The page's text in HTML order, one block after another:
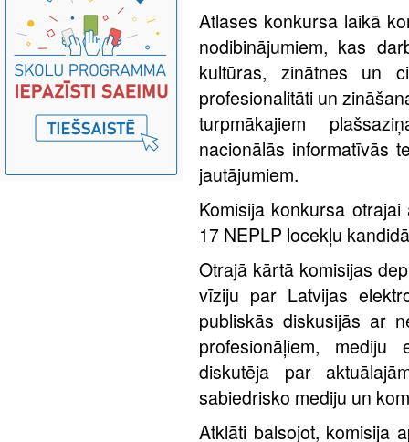
Atlases konkursa laikā
nodibinājumiem, kas
kultūras, zinātnes un
profesionalitāti un
turpmākajiem
nacionālās informatīvās
jautājumiem.
Komisija konkursa
17 NEPLP locekļu
Otrajā kārtā komisijas
vīziju par Latvijas
publiskās diskusijās ar
profesionāļiem, mediju
diskutēja par
sabiedrisko mediju un
Atklāti balsojot, komisija